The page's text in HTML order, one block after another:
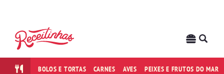
BOLOS E TORTAS CARNES AVES PEIXES E FRUTOS DO MAR